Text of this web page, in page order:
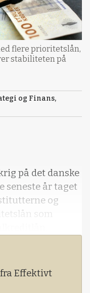
flere prioritetslån,
stabiliteten på
og Finans,
på det danske
seneste år taget
og
som
Effektivt